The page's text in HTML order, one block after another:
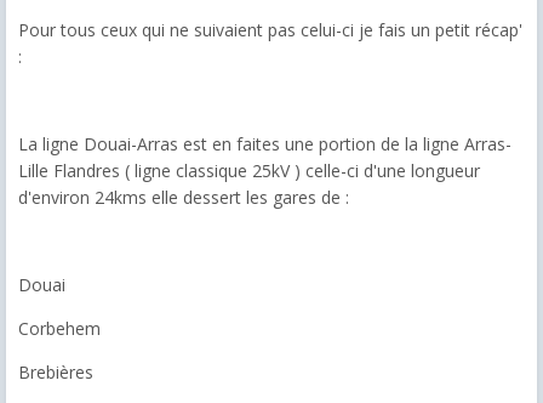
Pour tous ceux qui ne suivaient pas celui-ci je fais un petit récap'
:
La ligne Douai-Arras est en faites une portion de la ligne Arras-
Lille Flandres ( ligne classique 25kV ) celle-ci d'une longueur
d'environ 24kms elle dessert les gares de :
Douai
Corbehem
Brebières